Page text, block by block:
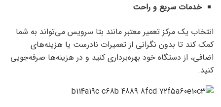
خدمات سریع و راحت
انتخاب یک مرکز تعمیر معتبر مانند بتا سرویس می‌تواند به شما
کمک کند تا بدون نگرانی از تعمیرات نادرست یا هزینه‌های
اضافی، از دستگاه خود بهره‌برداری کنید و در هزینه‌ها صرفه‌جویی
کنید.